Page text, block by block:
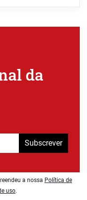
da
Subscrever
a nossa Política de
uso.